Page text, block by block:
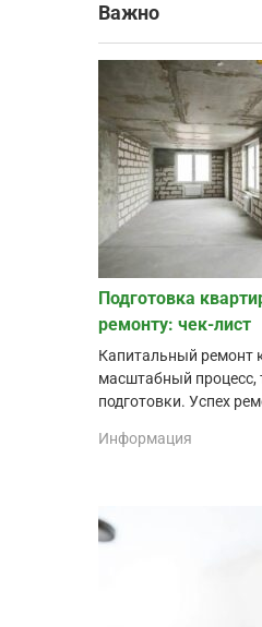
Важно
Подготовка
ремонту: чек-лист
Капитальный ремонт
масштабный
подготовки. Успех
Информация